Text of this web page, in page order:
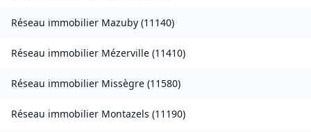
Réseau immobilier Mazuby (11140)
Réseau immobilier Mézerville (11410)
Réseau immobilier Missègre (11580)
Réseau immobilier Montazels (11190)